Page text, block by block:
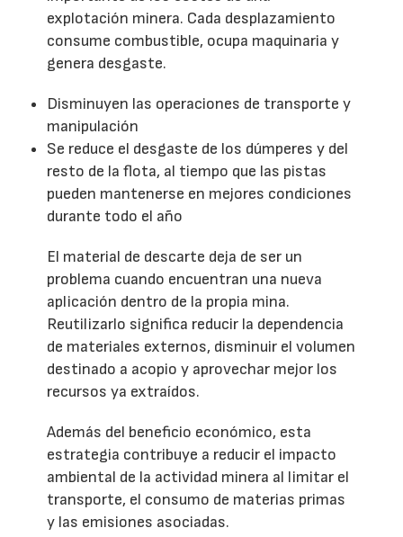
explotación minera. Cada desplazamiento
consume combustible, ocupa maquinaria y
genera desgaste.
Disminuyen las operaciones de transporte y
manipulación
Se reduce el desgaste de los dúmperes y del
resto de la flota, al tiempo que las pistas
pueden mantenerse en mejores condiciones
durante todo el año
El material de descarte deja de ser un
problema cuando encuentran una nueva
aplicación dentro de la propia mina.
Reutilizarlo significa reducir la dependencia
de materiales externos, disminuir el volumen
destinado a acopio y aprovechar mejor los
recursos ya extraídos.
Además del beneficio económico, esta
estrategia contribuye a reducir el impacto
ambiental de la actividad minera al limitar el
transporte, el consumo de materias primas
y las emisiones asociadas.